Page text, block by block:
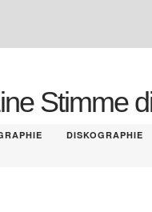
Stimme
DISKOGRAPHIE